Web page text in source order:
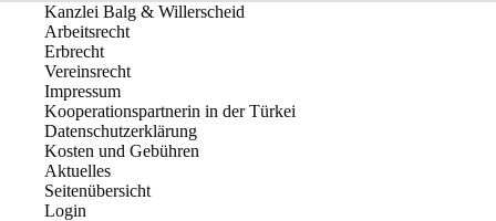
Kanzlei Balg & Willerscheid
Arbeitsrecht
Erbrecht
Vereinsrecht
Impressum
Kooperationspartnerin in der Türkei
Datenschutzerklärung
Kosten und Gebühren
Aktuelles
Seitenübersicht
Login